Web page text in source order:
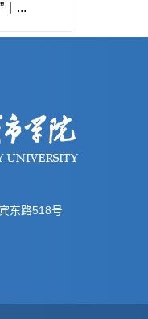
丨...
东路518号